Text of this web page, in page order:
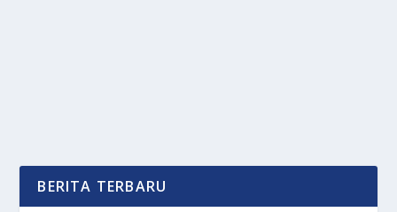
BERITA TERBARU